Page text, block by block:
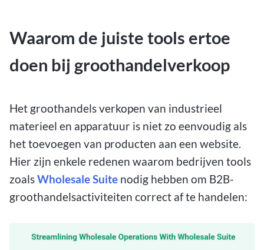
Waarom de juiste tools ertoe
doen bij groothandelverkoop
Het groothandels verkopen van industrieel
materieel en apparatuur is niet zo eenvoudig als
het toevoegen van producten aan een website.
Hier zijn enkele redenen waarom bedrijven tools
zoalsWholesale Suite nodig hebben om B2B-
groothandelsactiviteiten correct af te handelen: